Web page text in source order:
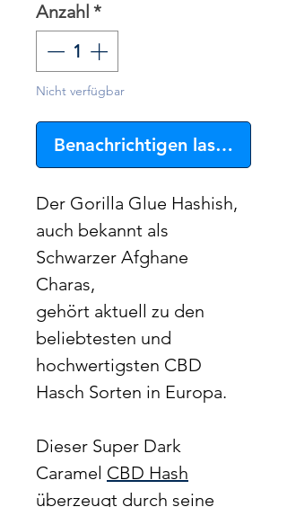
Anzahl *
Nicht verfügbar
Benachrichtigen lassen
Der Gorilla Glue Hashish,
auch bekannt als
Schwarzer Afghane
Charas,
gehört aktuell zu den
beliebtesten und
hochwertigsten CBD
Hasch Sorten in Europa.
Dieser Super Dark
Caramel CBD Hash
überzeugt durch seine